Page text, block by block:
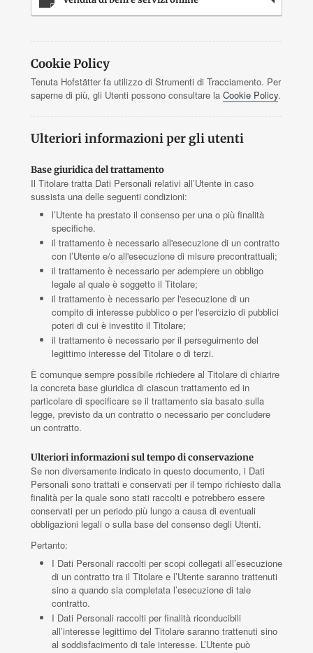
Cookie Policy
Tenuta Hofstätter fa utilizzo di Strumenti di Tracciamento. Per
saperne di più, gli Utenti possono consultare la Cookie Policy.
Ulteriori informazioni per gli utenti
Base giuridica del trattamento
Il Titolare tratta Dati Personali relativi all’Utente in caso
sussista una delle seguenti condizioni:
l’Utente ha prestato il consenso per una o più finalità
specifiche.
il trattamento è necessario all'esecuzione di un contratto
con l’Utente e/o all'esecuzione di misure precontrattuali;
il trattamento è necessario per adempiere un obbligo
legale al quale è soggetto il Titolare;
il trattamento è necessario per l'esecuzione di un
compito di interesse pubblico o per l'esercizio di pubblici
poteri di cui è investito il Titolare;
il trattamento è necessario per il perseguimento del
legittimo interesse del Titolare o di terzi.
È comunque sempre possibile richiedere al Titolare di chiarire
la concreta base giuridica di ciascun trattamento ed in
particolare di specificare se il trattamento sia basato sulla
legge, previsto da un contratto o necessario per concludere
un contratto.
Ulteriori informazioni sul tempo di conservazione
Se non diversamente indicato in questo documento, i Dati
Personali sono trattati e conservati per il tempo richiesto dalla
finalità per la quale sono stati raccolti e potrebbero essere
conservati per un periodo più lungo a causa di eventuali
obbligazioni legali o sulla base del consenso degli Utenti.
Pertanto:
I Dati Personali raccolti per scopi collegati all’esecuzione
di un contratto tra il Titolare e l’Utente saranno trattenuti
sino a quando sia completata l’esecuzione di tale
contratto.
I Dati Personali raccolti per finalità riconducibili
all’interesse legittimo del Titolare saranno trattenuti sino
al soddisfacimento di tale interesse. L’Utente può